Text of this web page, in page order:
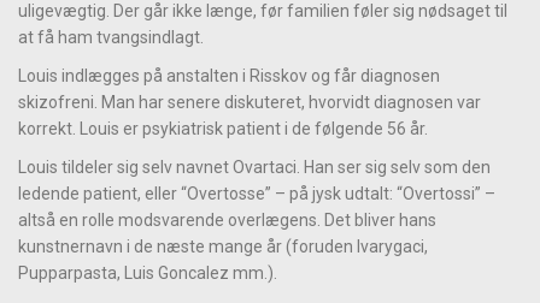
uligevægtig. Der går ikke længe, før familien føler sig nødsaget til
at få ham tvangsindlagt.
Louis indlægges på anstalten i Risskov og får diagnosen
skizofreni. Man har senere diskuteret, hvorvidt diagnosen var
korrekt. Louis er psykiatrisk patient i de følgende 56 år.
Louis tildeler sig selv navnet Ovartaci. Han ser sig selv som den
ledende patient, eller “Overtosse” – på jysk udtalt: “Overtossi” –
altså en rolle modsvarende overlægens. Det bliver hans
kunstnernavn i de næste mange år (foruden Ivarygaci,
Pupparpasta, Luis Goncalez mm.).